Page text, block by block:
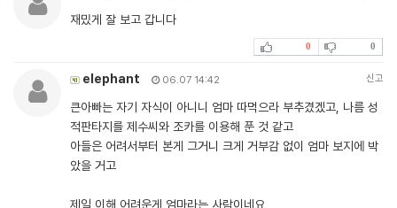
재밌게 잘 보고 갑니다
0 0
elephant 06.07 14:42 신고
큰아빠는 자기 자식이 아니니 엄마 따먹으라 부추겼겠고, 나름 성
적판타지를 제수씨와 조카를 이용해 푼 것 같고
아들은 어려서부터 본게 그거니 크게 거부감 없이 엄마 보지에 박
았을 거고
제일 이해 어려운게 엄마라는 사람이네요